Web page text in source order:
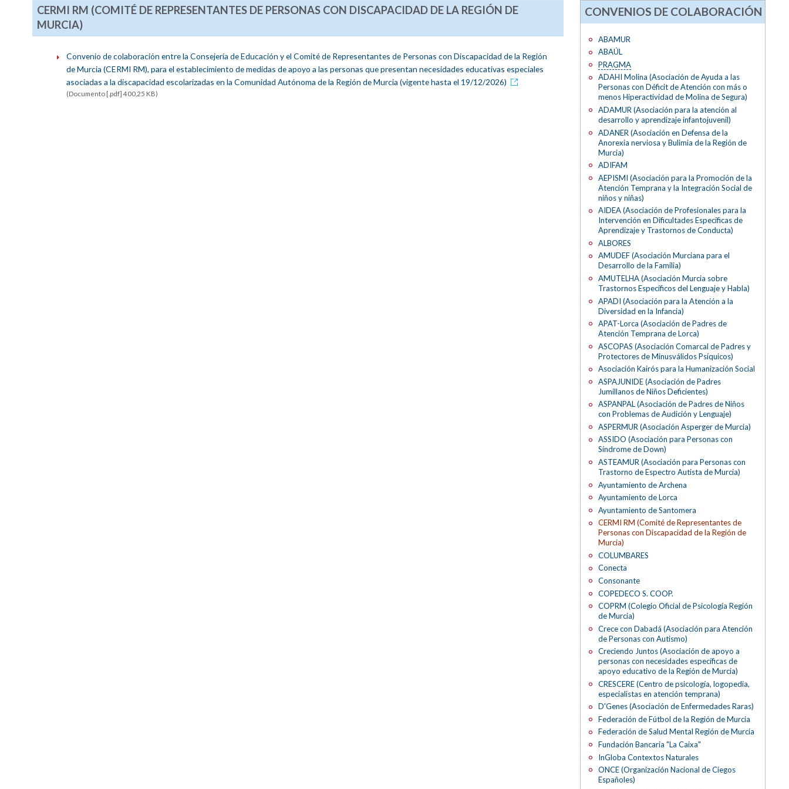
CERMI RM (COMITÉ DE REPRESENTANTES DE PERSONAS CON DISCAPACIDAD DE LA REGIÓN DE
MURCIA)
Convenio de colaboración entre la Consejería de Educación y el Comité de Representantes de Personas con Discapacidad de la Región
de Murcia (CERMI RM), para el establecimiento de medidas de apoyo a las personas que presentan necesidades educativas especiales
asociadas a la discapacidad escolarizadas en la Comunidad Autónoma de la Región de Murcia (vigente hasta el 19/12/2026)
(Documento [.pdf] 400,25 KB)
CONVENIOS DE COLABORACIÓN
ABAMUR
ABAÚL
PRAGMA
ADAHI Molina (Asociación de Ayuda a las
Personas con Déficit de Atención con más o
menos Hiperactividad de Molina de Segura)
ADAMUR (Asociación para la atención al
desarrollo y aprendizaje infantojuvenil)
ADANER (Asociación en Defensa de la
Anorexia nerviosa y Bulimia de la Región de
Murcia)
ADIFAM
AEPISMI (Asociación para la Promoción de la
Atención Temprana y la Integración Social de
niños y niñas)
AIDEA (Asociación de Profesionales para la
Intervención en Dificultades Específicas de
Aprendizaje y Trastornos de Conducta)
ALBORES
AMUDEF (Asociación Murciana para el
Desarrollo de la Familia)
AMUTELHA (Asociación Murcia sobre
Trastornos Específicos del Lenguaje y Habla)
APADI (Asociación para la Atención a la
Diversidad en la Infancia)
APAT-Lorca (Asociación de Padres de
Atención Temprana de Lorca)
ASCOPAS (Asociación Comarcal de Padres y
Protectores de Minusválidos Psíquicos)
Asociación Kairós para la Humanización Social
ASPAJUNIDE (Asociación de Padres
Jumillanos de Niños Deficientes)
ASPANPAL (Asociación de Padres de Niños
con Problemas de Audición y Lenguaje)
ASPERMUR (Asociación Asperger de Murcia)
ASSIDO (Asociación para Personas con
Síndrome de Down)
ASTEAMUR (Asociación para Personas con
Trastorno de Espectro Autista de Murcia)
Ayuntamiento de Archena
Ayuntamiento de Lorca
Ayuntamiento de Santomera
CERMI RM (Comité de Representantes de
Personas con Discapacidad de la Región de
Murcia)
COLUMBARES
Conecta
Consonante
COPEDECO S. COOP.
COPRM (Colegio Oficial de Psicología Región
de Murcia)
Crece con Dabadá (Asociación para Atención
de Personas con Autismo)
Creciendo Juntos (Asociación de apoyo a
personas con necesidades específicas de
apoyo educativo de la Región de Murcia)
CRESCERE (Centro de psicología, logopedia,
especialistas en atención temprana)
D'Genes (Asociación de Enfermedades Raras)
Federación de Fútbol de la Región de Murcia
Federación de Salud Mental Región de Murcia
Fundación Bancaria "La Caixa"
InGloba Contextos Naturales
ONCE (Organización Nacional de Ciegos
Españoles)